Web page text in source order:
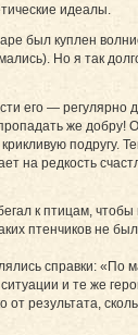
идеалы.
был куплен
Но я так
его — регулярно
же добру!
подругу.
на редкость
к птицам, чтобы
птенчиков не
справки: «По
и те же
результата,